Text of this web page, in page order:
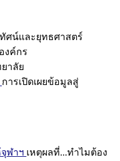
ศน์และยุทธศาสตร์
งค์กร
าลัย
การเปิดเผยข้อมูลสู่
ฬาฯ เหตุผลที่...ทำไมต้อง